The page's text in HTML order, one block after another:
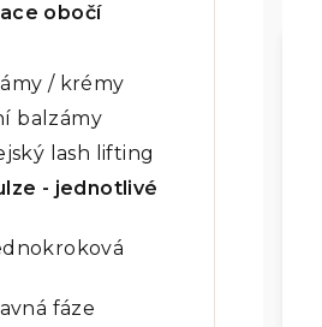
obočí
/ krémy
balzámy
lash lifting
- jednotlivé
fáze